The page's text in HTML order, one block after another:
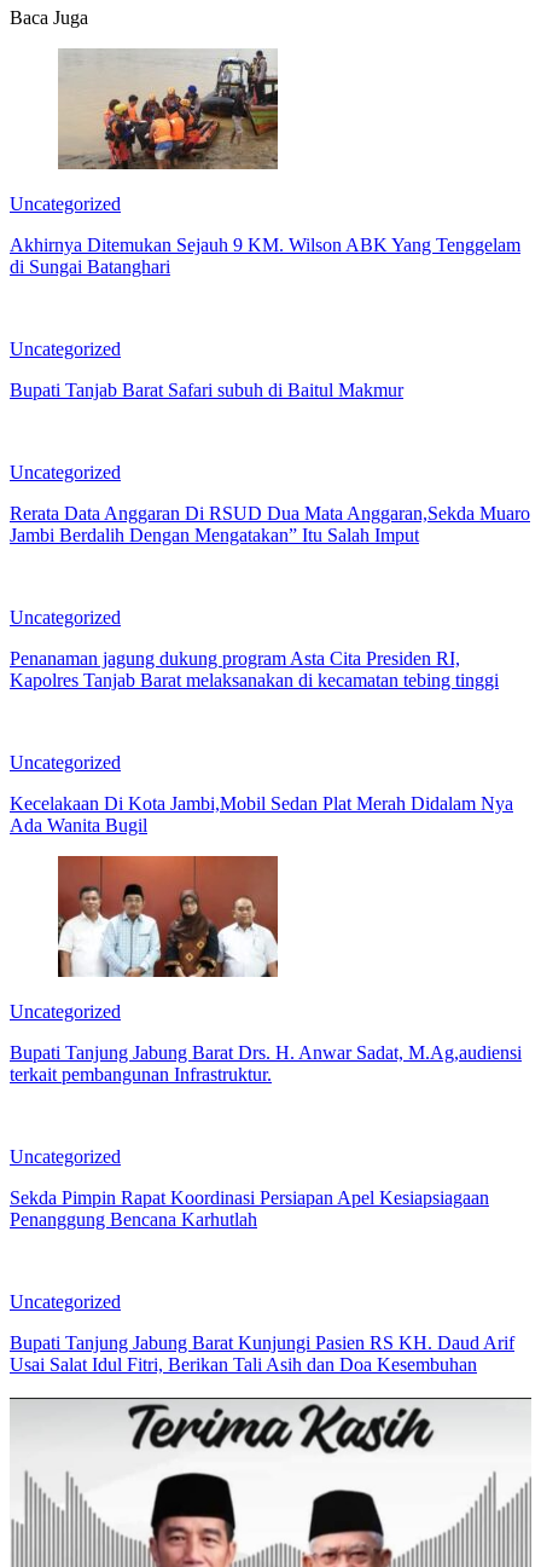
Baca Juga
Uncategorized
Akhirnya Ditemukan Sejauh 9 KM. Wilson ABK Yang Tenggelam
di Sungai Batanghari
Uncategorized
Bupati Tanjab Barat Safari subuh di Baitul Makmur
Uncategorized
Rerata Data Anggaran Di RSUD Dua Mata Anggaran,Sekda Muaro
Jambi Berdalih Dengan Mengatakan” Itu Salah Imput
Uncategorized
Penanaman jagung dukung program Asta Cita Presiden RI,
Kapolres Tanjab Barat melaksanakan di kecamatan tebing tinggi
Uncategorized
Kecelakaan Di Kota Jambi,Mobil Sedan Plat Merah Didalam Nya
Ada Wanita Bugil
Uncategorized
Bupati Tanjung Jabung Barat Drs. H. Anwar Sadat, M.Ag,audiensi
terkait pembangunan Infrastruktur.
Uncategorized
Sekda Pimpin Rapat Koordinasi Persiapan Apel Kesiapsiagaan
Penanggung Bencana Karhutlah
Uncategorized
Bupati Tanjung Jabung Barat Kunjungi Pasien RS KH. Daud Arif
Usai Salat Idul Fitri, Berikan Tali Asih dan Doa Kesembuhan